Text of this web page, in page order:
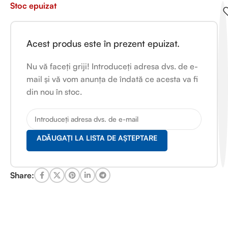
Stoc epuizat
Acest produs este în prezent epuizat.
Nu vă faceți griji! Introduceți adresa dvs. de e-
mail și vă vom anunța de îndată ce acesta va fi
din nou în stoc.
ADĂUGAȚI LA LISTA DE AȘTEPTARE
Share: